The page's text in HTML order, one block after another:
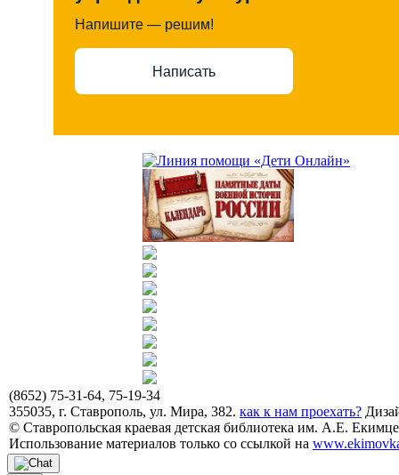
Напишите — решим!
Написать
(8652) 75-31-64, 75-19-34
355035, г. Ставрополь, ул. Мира, 382. как к нам проехать?
© Ставропольская краевая детская библиотека им. А.Е.
Использование материалов только со ссылкой на